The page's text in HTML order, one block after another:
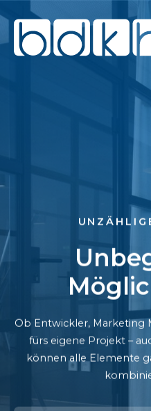
Ob Entwickler, Marketing
fürs eigene Projekt –
können alle Elemente